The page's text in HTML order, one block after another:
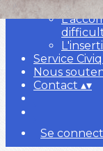
La
Service
Nous
Contact ▴▾
Se